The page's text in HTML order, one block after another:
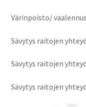
Värinpoisto/
Sävytys raitojen
Sävytys raitojen
Sävytys raitojen